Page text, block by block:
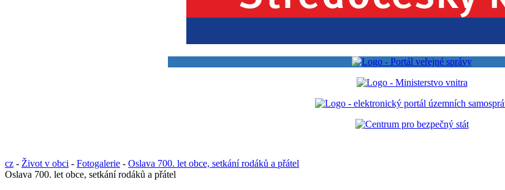
cz - Život v obci - Fotogalerie - Oslava 700. let obce, setkání rodáků a přátel
Oslava 700. let obce, setkání rodáků a přátel